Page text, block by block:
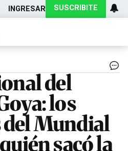
INGRESAR SUSCRIBITE
del
los
del Mundial
sacó la